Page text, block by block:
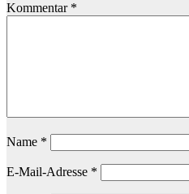
Kommentar *
Name *
E-Mail-Adresse *